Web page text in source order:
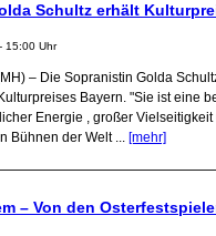
Schultz erhält
15:00 Uhr
– Die Sopranistin Golda
Bayern. "Sie ist eine
Energie , großer
Bühnen der Welt ... [mehr]
– Von den